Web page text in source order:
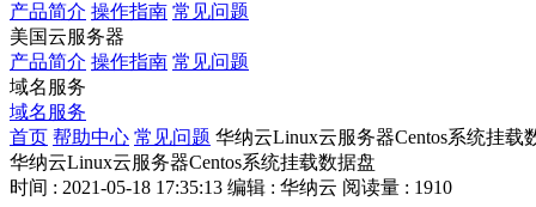
产品简介 操作指南 常见问题
美国云服务器
产品简介 操作指南 常见问题
域名服务
域名服务
首页 帮助中心 常见问题 华纳云Linux云服务器Centos系统挂载
华纳云Linux云服务器Centos系统挂载数据盘
时间 : 2021-05-18 17:35:13 编辑 : 华纳云 阅读量 : 1910